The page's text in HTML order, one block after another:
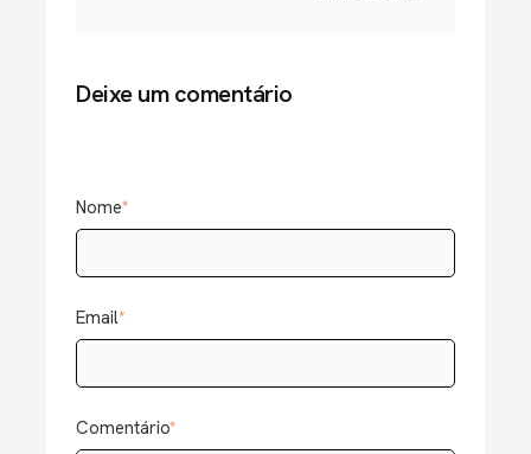
Deixe um comentário
Nome*
Email*
Comentário*